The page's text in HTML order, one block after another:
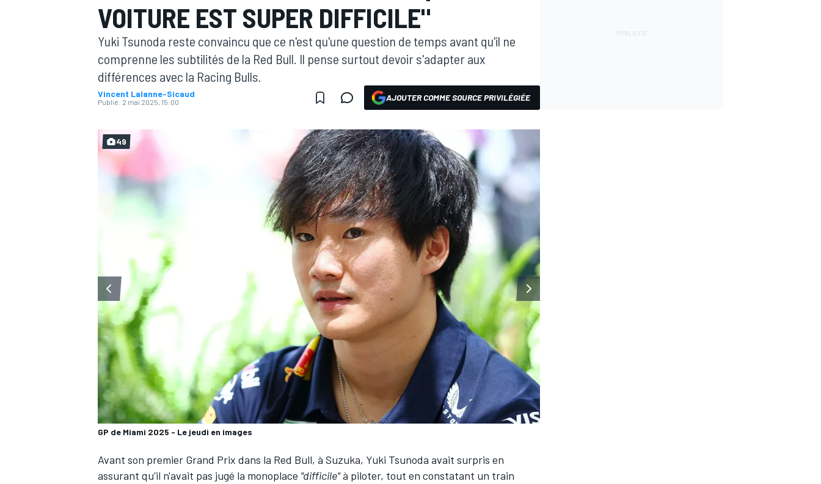
MOTOGP
WRC
VOITURE EST SUPER DIFFICILE"
Yuki Tsunoda reste convaincu que ce n'est qu'une question de temps avant qu'il ne
comprenne les subtilités de la Red Bull. Il pense surtout devoir s'adapter aux
différences avec la Racing Bulls.
Vincent Lalanne-Sicaud
Publié: 2 mai 2025, 15:00 AJOUTER COMME SOURCE PRIVILÉGIÉE
GP de Miami 2025 - Le jeudi en images
49
Avant son premier Grand Prix dans la Red Bull, à Suzuka, Yuki Tsunoda avait surpris en
assurant qu'il n'avait pas jugé la monoplace "difficile"à piloter, tout en constatant un train